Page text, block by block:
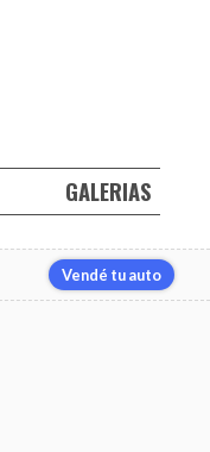
GALERIAS
Vendé tu auto